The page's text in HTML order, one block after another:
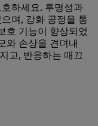
하세요. 투명성과
며, 강화 공정을 통
호 기능이 향상되었
와 손상을 견뎌내
고, 반응하는 매끄